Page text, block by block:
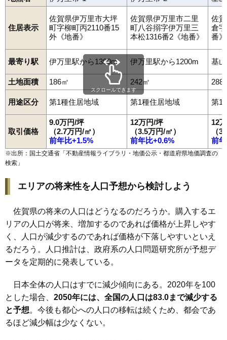
住居表示
佐賀県伊万里市大坪
町字柳町丙2110番15
外《地番》
佐賀県伊万里市二里
町八谷搦字伊万里三
本松1316番2《地番》
佐
倉
番》
最寄り駅 伊万里駅から1300m 伊万里駅から1200m 基
土地面積 186㎡ 242㎡ 288
用途区分 第1種住居地域 第1種住居地域 第1
取引価格
9.0万円/坪
（2.7万円/㎡）
前年比+1.5%
12万円/坪
（3.5万円/㎡）
前年比+0.6%
12
（
前
スクロールできます
※出所：国土交通省「不動産情報ライブラリ・地価公示・都道府県地価調査の
検索 」
エリアの将来性を人口予想から検討しよう
佐賀県の将来の人口はどうなるのだろうか。購入するエ
リアの人口が将来、増加するのであれば価格が上昇しやす
く、人口が減少するのであれば価格が下落しやすいといえ
るだろう。人口推計は、政府系の人口問題研究所が予想デ
ータを定期的に発表している。
日本全体の人口はすでに減少傾向にある。2020年を100
とした場合、 2050年には、全国の人口は83.0まで減少する
と予想。今後も都心への人口の移転は続くため、都会であ
るほど減少幅は少なくない。
佐賀市唐津市鳥栖市多久市伊万里市武雄市鹿島市小城市
大町町江北町白石町太良町